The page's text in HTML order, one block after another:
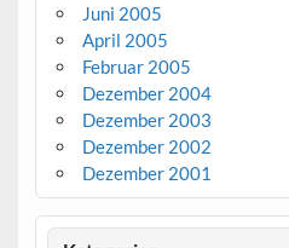
Juni 2005
April 2005
Februar 2005
Dezember 2004
Dezember 2003
Dezember 2002
Dezember 2001